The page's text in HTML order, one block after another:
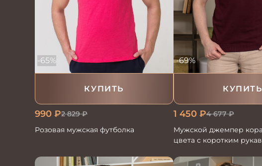
КУПИТЬ
-65%
990 ₽2 829₽
Розовая мужская футболка
КУПИТЬ
-69%
1 450₽4 677₽
Мужской джемпер
цвета с коротким